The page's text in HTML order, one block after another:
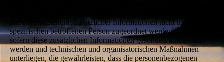
ohne Hinzuziehung zusätzlicher Informationen nicht mehr einer
spezifischen betroffenen Person zugeordnet werden können,
sofern diese zusätzlichen Informationen gesondert aufbewahrt
werden und technischen und organisatorischen Maßnahmen
unterliegen, die gewährleisten, dass die personenbezogenen